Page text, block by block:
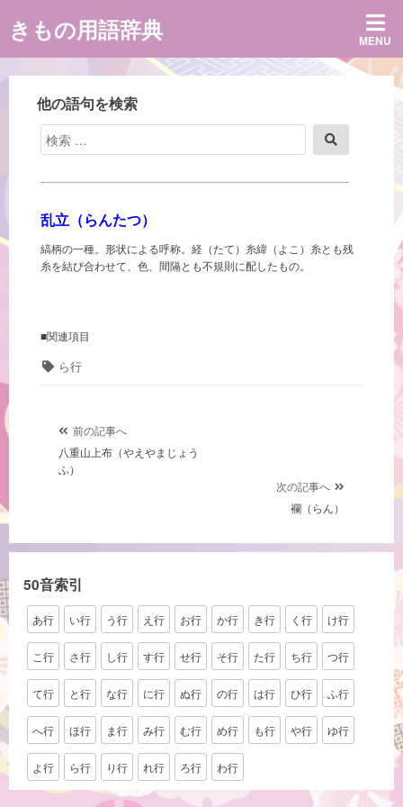
ン
ツ
きもの用語辞典 MENU
他の語句を検索
検
索
象:
索
乱立（らんたつ）
縞柄の一種。形状による呼称。経（たて）糸緯（よこ）糸とも残
糸を結び合わせて、色、間隔とも不規則に配したもの。
■関連項目
タ ら行
ー
シ
ョ
ン
前の記事へ
八重山上布（やえやまじょう
ふ）
次の記事へ
襴（らん）
50音索引
あ行 い行 う行 え行 お行 か行 き行 く行 け行
こ行 さ行 し行 す行 せ行 そ行 た行 ち行 つ行
て行 と行 な行 に行 ぬ行 の行 は行 ひ行 ふ行
へ行 ほ行 ま行 み行 む行 め行 も行 や行 ゆ行
よ行 ら行 り行 れ行 ろ行 わ行